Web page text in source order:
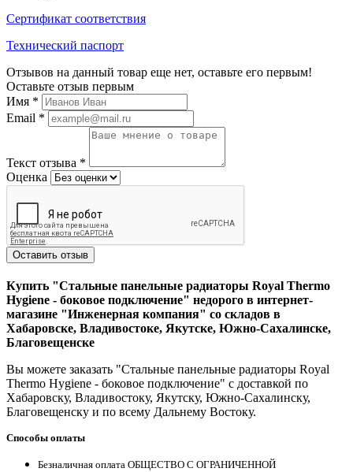
Сертификат соответствия
Технический паспорт
Отзывов на данный товар еще нет, оставьте его первым!
Оставьте отзыв первым
Имя *
Email *
Текст отзыва *
Оценка
Оставить отзыв
Купить "Стальные панельные радиаторы Royal Thermo
Hygiene - боковое подключение" недорого в интернет-
магазине "Инженерная компания" со складов в
Хабаровске, Владивостоке, Якутске, Южно-Сахалинске,
Благовещенске
Вы можете заказать "Стальные панельные радиаторы Royal
Thermo Hygiene - боковое подключение" с доставкой по
Хабаровску, Владивостоку, Якутску, Южно-Сахалинску,
Благовещенску и по всему Дальнему Востоку.
Способы оплаты
Безналичная оплата ОБЩЕСТВО С ОГРАНИЧЕННОЙ